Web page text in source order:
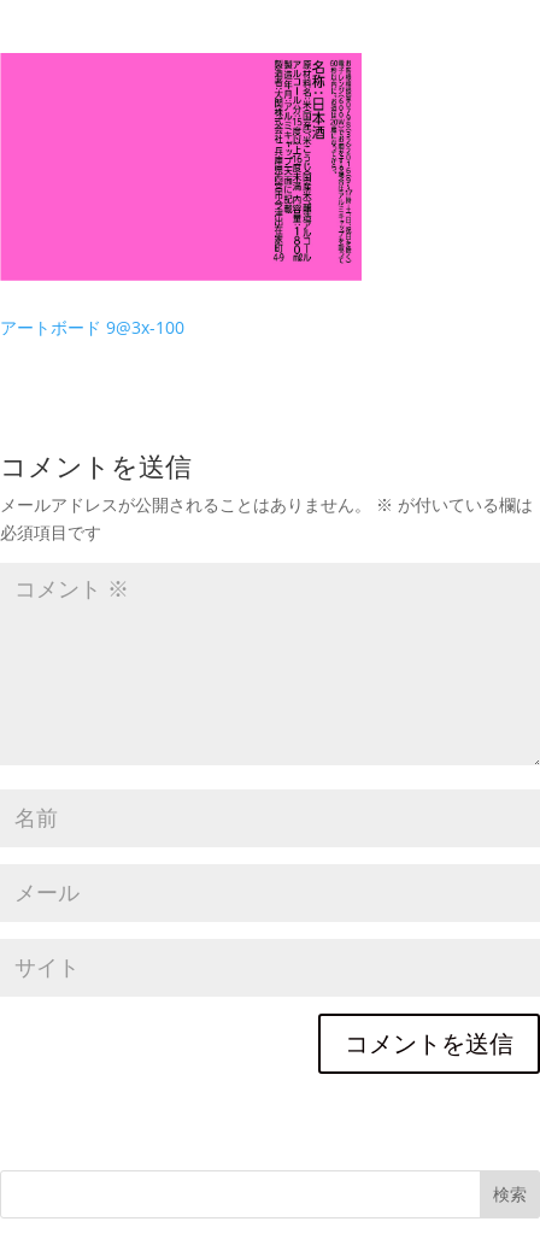
アートボード 9@3x-100
コメントを送信
メールアドレスが公開されることはありません。 ※ が付いている欄は
必須項目です
検索